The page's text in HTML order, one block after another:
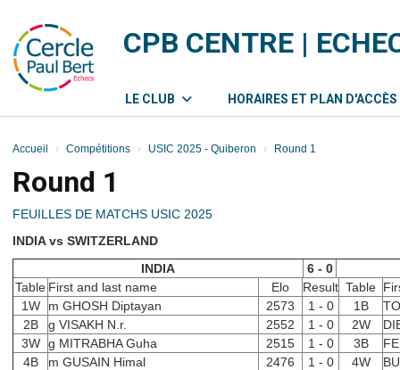
CPB CENTRE |
LE CLUB HORAIRES ET PLAN D'ACCÈS
Accueil Compétitions USIC 2025 - Quiberon Round 1
Round 1
FEUILLES DE MATCHS USIC 2025
INDIA vs SWITZERLAND
INDIA
6 - 0
Table First and last name Elo Result Table
1W
m GHOSH Diptayan 2573 1 - 0 1B
2B
g VISAKH N.r. 2552 1 - 0 2W
3W g MITRABHA Guha 2515 1 - 0 3B
4B
m GUSAIN Himal 2476 1 - 0 4W